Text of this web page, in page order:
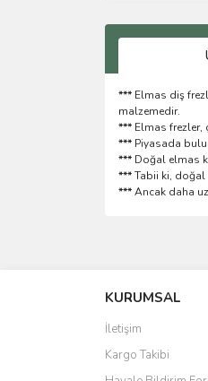
*** Elmas diş
malzemedir.
*** Elmas frezler,
*** Piyasada
*** Doğal elmas
***Tabii ki, doğal
***Ancak daha
Ürün
Ürün
Ürün
Ürün
KURUMSAL
İletişim
Kargo Takibi